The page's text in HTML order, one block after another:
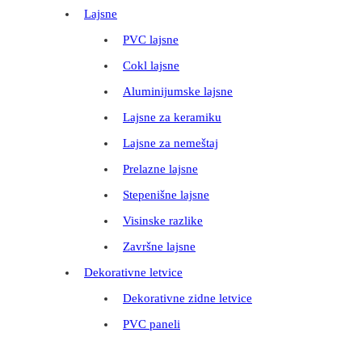
Lajsne
PVC lajsne
Cokl lajsne
Aluminijumske lajsne
Lajsne za keramiku
Lajsne za nemeštaj
Prelazne lajsne
Stepenišne lajsne
Visinske razlike
Završne lajsne
Dekorativne letvice
Dekorativne zidne letvice
PVC paneli